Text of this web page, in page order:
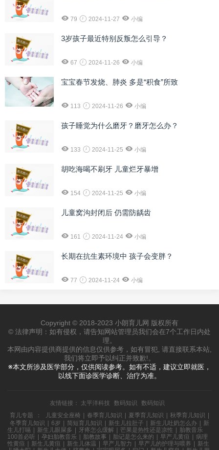
79 2024-11-27 小编
3岁孩子最近特别反叛怎么引导？
67 2024-11-26 小编
宝宝春节发烧、肺炎 多是“积食”所致
113 2024-11-26 小编
孩子睡觉为什么磨牙？磨牙怎么办？
133 2024-11-25 小编
胡吃海喝不刷牙 儿童烂牙暴增
154 2024-11-25 小编
儿童窝沟封闭后 仍需防龋齿
161 2024-11-24 小编
长期在抗生素环境中 孩子会变胖？
77 2024-11-24 小编
Copyright © 2018-2023 小朗育儿网 版权所有
© 法律声明：如有侵权，请告知网站管理员我们会在7个工作日内处
理。
本网由内容提供商提供的信息仅供参考，如有冒犯, 请直接联系本站,
我们将立即予以纠正并致歉!。
※本文所涉及医学部分，仅供阅读参考。如有不适，建议立即就医，
以线下面诊医学诊断、治疗为准。
友情链接： 太平洋科技 数码知识
数码知识
育儿专题
： 儿童安全座椅 春季育儿知识 夏季育儿知识 秋季育儿知识
冬季育儿知识
6岁 简短育儿知识 新生儿拉肚子 新生儿吐奶怎么办
新
生儿打嗝
新生儿眼屎多 牙疼怎么缓解 芒果是热性还是凉性
胎教音乐
100首必听
孕妇胎教音乐 胎教故事 胎记是怎么来的 早产儿黄疸
病理
性黄疸
新生儿黄疸 新生儿体温 早产儿智力 早产儿的护理与喂养
新生